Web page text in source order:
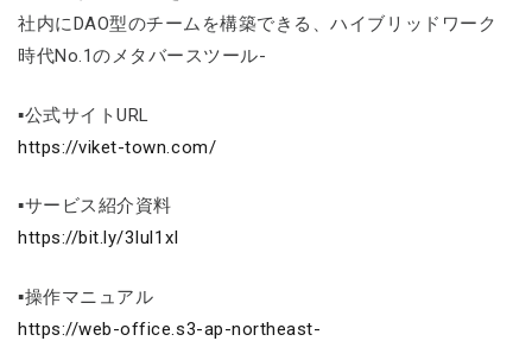
社内にDAO型のチームを構築できる、ハイブリッドワーク
時代No.1のメタバースツール-
▪公式サイトURL
https://viket-town.com/
▪サービス紹介資料
https://bit.ly/3Iul1xI
▪操作マニュアル
https://web-office.s3-ap-northeast-